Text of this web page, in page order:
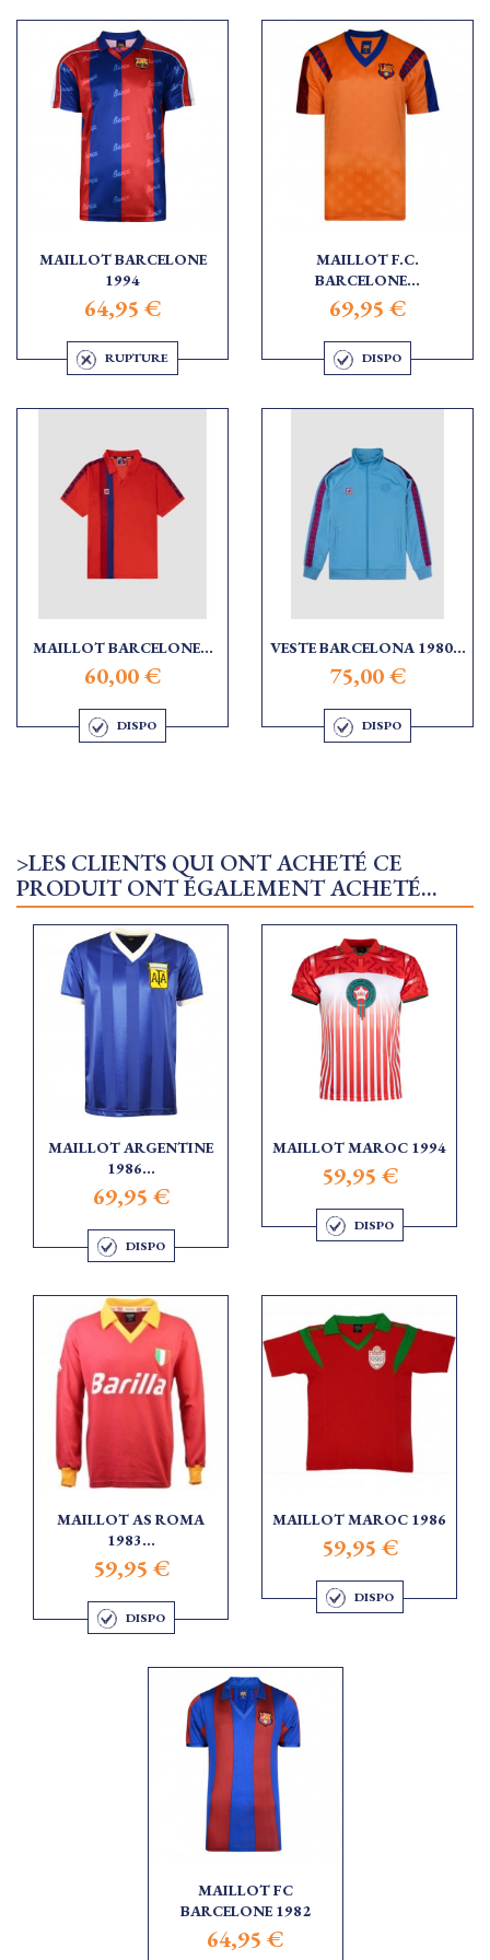
MAILLOT BARCELONE
1994
64,95 €
RUPTURE
MAILLOT F.C.
BARCELONE...
69,95 €
DISPO
MAILLOT BARCELONE...
60,00 €
DISPO
VESTE BARCELONA 1980...
75,00 €
DISPO
>LES CLIENTS QUI ONT ACHETÉ CE
PRODUIT ONT ÉGALEMENT ACHETÉ...
MAILLOT ARGENTINE
1986...
69,95 €
DISPO
MAILLOT MAROC 1994
59,95 €
DISPO
MAILLOT AS ROMA
1983...
59,95 €
DISPO
MAILLOT MAROC 1986
59,95 €
DISPO
MAILLOT FC
BARCELONE 1982
64,95 €